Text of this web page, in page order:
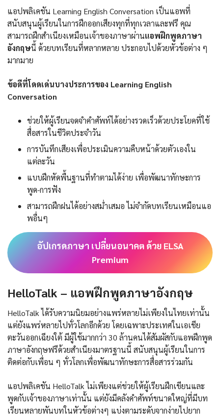
แอปพลิเคชัน Learning English Conversation เป็นแอพที่
สนับสนุนผู้เรียนในการฝึกออกเสียงทุกที่ทุกเวลาและฟรี คุณ
สามารถฝึกสำเนียงเหมือนเจ้าของภาษาผ่านแอพฝึกพูดภาษา
อังกฤษนี้ ด้วยบทเรียนที่หลากหลาย ประกอบไปด้วยหัวข้อต่าง ๆ
มากมาย
ข้อดีที่โดดเด่นบางประการของ Learning English
Conversation
ช่วยให้ผู้เรียนจดจำคำศัพท์ได้อย่างรวดเร็วด้วยประโยคที่ใช้
สื่อสารในชีวิตประจำวัน
การบันทึกเสียงเพื่อประเมินความคืบหน้าด้วยตัวเองใน
แต่ละวัน
แบบฝึกหัดพื้นฐานที่ทำตามได้ง่าย เพื่อพัฒนาทักษะการ
พูด-การฟัง
สามารถฝึกฝนได้อย่างสม่ำเสมอ ไม่จำกัดบทเรียนเหมือนแอ
พอื่นๆ
อัปเกรดภาษา เปลี่ยนอนาคต ด้วย ELSA
Premium
HelloTalk – แอพฝึกพูดภาษาอังกฤษ
HelloTalk ได้รับความนิยมอย่างแพร่หลายไม่เพียงในไทยเท่านั้น
แต่ยังแพร่หลายไปทั่วโลกอีกด้วย โดยเฉพาะประเทศในเอเชีย
ตะวันออกเฉียงใต้ มีผู้ใช้มากกว่า 30 ล้านคนได้สัมผัสกับแอพฝึกพูด
ภาษาอังกฤษฟรีด้วยสำเนียงมาตรฐานนี้ สนับสนุนผู้เรียนในการ
ติดต่อกับเพื่อน ๆ ทั่วโลกเพื่อพัฒนาทักษะการสื่อสารร่วมกัน
แอปพลิเคชัน HelloTalk ไม่เพียงแต่ช่วยให้ผู้เรียนฝึกเขียนและ
พูดกับเจ้าของภาษาเท่านั้น แต่ยังมีคลังคำศัพท์ขนาดใหญ่ที่มีบท
เรียนหลายพันบทในหัวข้อต่างๆ แบ่งตามระดับจากง่ายไปยาก